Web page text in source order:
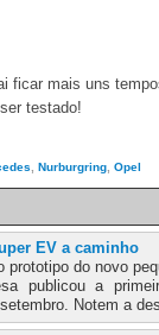
ficar mais uns
testado!
Nurburgring Opel
EV a caminho
prototipo do novo
publicou a
Notem a